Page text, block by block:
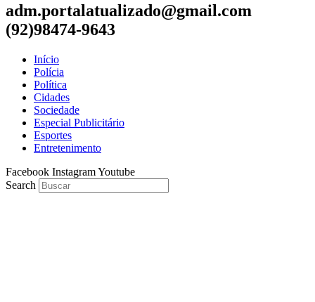
adm.portalatualizado@gmail.com
(92)98474-9643
Início
Polícia
Política
Cidades
Sociedade
Especial Publicitário
Esportes
Entretenimento
Facebook InstagramYoutube
Search